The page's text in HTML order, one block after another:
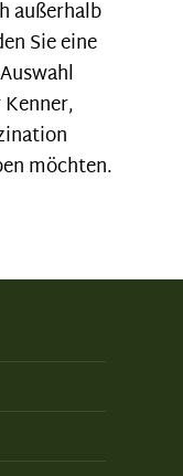
außerhalb
Sie eine
möchten.